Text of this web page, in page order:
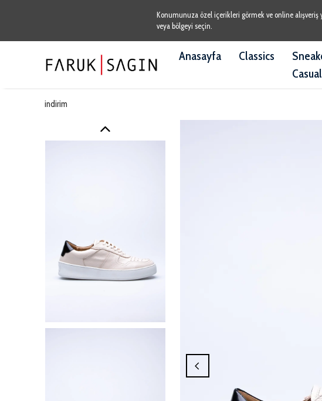
Konumunuza özel içerikleri görmek ve online
veya bölgeyi seçin.
Anasayfa Classics
indirim